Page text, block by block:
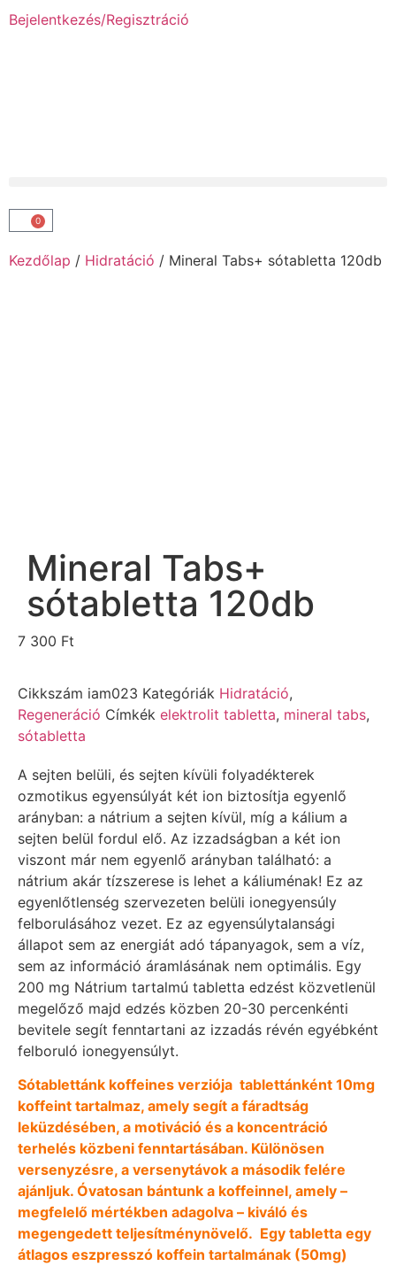
Bejelentkezés/Regisztráció
0
Kezdőlap / Hidratáció / Mineral Tabs+ sótabletta 120db
Mineral Tabs+
sótabletta 120db
7 300 Ft
Cikkszám iam023 Kategóriák Hidratáció,
Regeneráció Címkék elektrolit tabletta, mineral tabs,
sótabletta
A sejten belüli, és sejten kívüli folyadékterek
ozmotikus egyensúlyát két ion biztosítja egyenlő
arányban: a nátrium a sejten kívül, míg a kálium a
sejten belül fordul elő. Az izzadságban a két ion
viszont már nem egyenlő arányban található: a
nátrium akár tízszerese is lehet a káliuménak! Ez az
egyenlőtlenség szervezeten belüli ionegyensúly
felborulásához vezet. Ez az egyensúlytalansági
állapot sem az energiát adó tápanyagok, sem a víz,
sem az információ áramlásának nem optimális. Egy
200 mg Nátrium tartalmú tabletta edzést közvetlenül
megelőző majd edzés közben 20-30 percenkénti
bevitele segít fenntartani az izzadás révén egyébként
felboruló ionegyensúlyt.
Sótablettánk koffeines verziója tablettánként 10mg
koffeint tartalmaz, amely segít a fáradtság
leküzdésében, a motiváció és a koncentráció
terhelés közbeni fenntartásában. Különösen
versenyzésre, a versenytávok a második felére
ajánljuk. Óvatosan bántunk a koffeinnel, amely –
megfelelő mértékben adagolva – kiváló és
megengedett teljesítménynövelő. Egy tabletta egy
átlagos eszpresszó koffein tartalmának (50mg)